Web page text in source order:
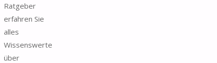
Ratgeber
erfahren Sie
alles
Wissenswerte
über